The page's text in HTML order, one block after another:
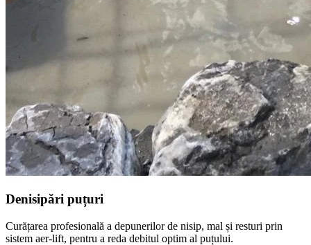
Denisipări puțuri
Curățarea profesională a depunerilor de nisip, mal și resturi prin
sistem aer-lift, pentru a reda debitul optim al puțului.